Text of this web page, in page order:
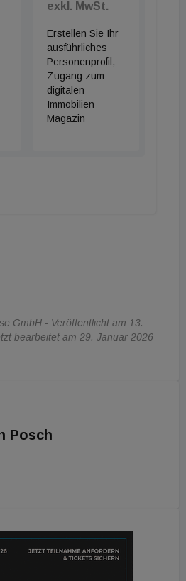
exkl. MwSt.
Erstellen Sie Ihr
ausführliches
Personenprofil,
Zugang zum
digitalen
Immobilien
Magazin
GmbH - Veröffentlicht am 13.
bearbeitet am 29. Januar 2026
Posch